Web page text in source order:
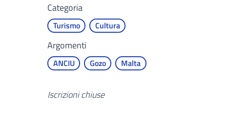
Categoria
Turismo Cultura
Argomenti
ANCIU Gozo Malta
Iscrizioni chiuse